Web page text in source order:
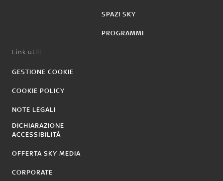
SPAZI SKY
PROGRAMMI
Link utili:
GESTIONE COOKIE
COOKIE POLICY
NOTE LEGALI
DICHIARAZIONE
ACCESSIBILITÀ
OFFERTA SKY MEDIA
CORPORATE